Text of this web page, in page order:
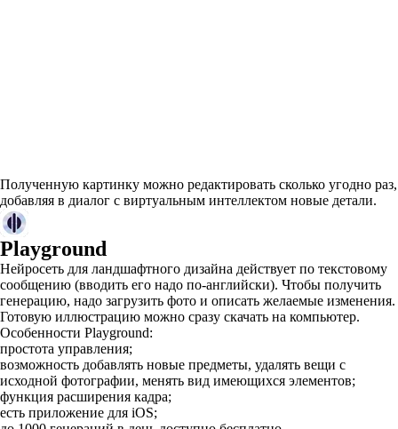
Полученную картинку можно редактировать сколько угодно раз,
добавляя в диалог с виртуальным интеллектом новые детали.
Playground
Нейросеть для ландшафтного дизайна действует по текстовому
сообщению (вводить его надо по-английски). Чтобы получить
генерацию, надо загрузить фото и описать желаемые изменения.
Готовую иллюстрацию можно сразу скачать на компьютер.
Особенности Playground:
простота управления;
возможность добавлять новые предметы, удалять вещи с
исходной фотографии, менять вид имеющихся элементов;
функция расширения кадра;
есть приложение для iOS;